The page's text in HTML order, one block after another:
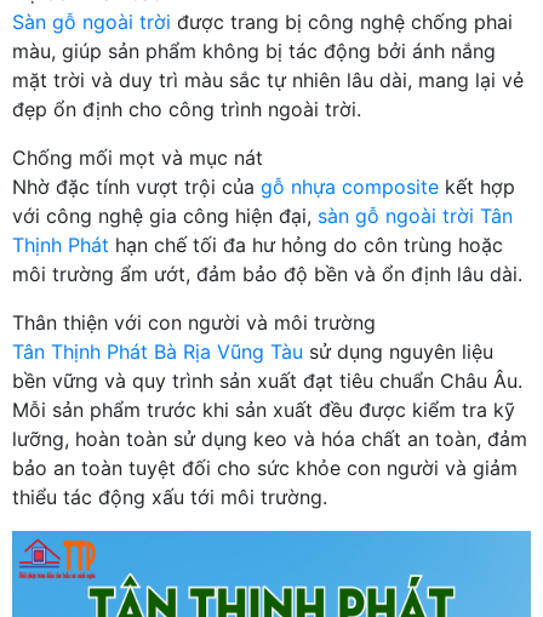
Sàn gỗ ngoài trời được trang bị công nghệ chống phai
màu, giúp sản phẩm không bị tác động bởi ánh nắng
mặt trời và duy trì màu sắc tự nhiên lâu dài, mang lại vẻ
đẹp ổn định cho công trình ngoài trời.
Chống mối mọt và mục nát
Nhờ đặc tính vượt trội của gỗ nhựa composite kết hợp
với công nghệ gia công hiện đại, sàn gỗ ngoài trời Tân
Thịnh Phát hạn chế tối đa hư hỏng do côn trùng hoặc
môi trường ẩm ướt, đảm bảo độ bền và ổn định lâu dài.
Thân thiện với con người và môi trường
Tân Thịnh Phát Bà Rịa Vũng Tàu sử dụng nguyên liệu
bền vững và quy trình sản xuất đạt tiêu chuẩn Châu Âu.
Mỗi sản phẩm trước khi sản xuất đều được kiểm tra kỹ
lưỡng, hoàn toàn sử dụng keo và hóa chất an toàn, đảm
bảo an toàn tuyệt đối cho sức khỏe con người và giảm
thiểu tác động xấu tới môi trường.